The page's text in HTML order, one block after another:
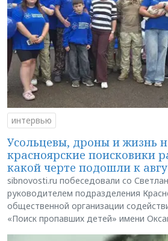
интервью
Усольцевы, дроны и жизнь
красноярские поисковики
какой черте подошли к
sibnovosti.ru побеседовали со
руководителем подразделения
общественной организации
«Поиск пропавших детей» имени